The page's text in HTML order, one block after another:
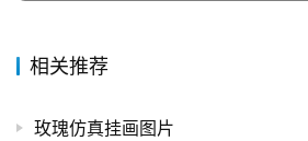
相关推荐
玫瑰仿真挂画图片